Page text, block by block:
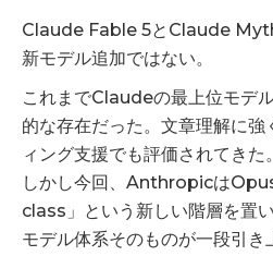
Claude Fable 5とClaude
新モデル追加ではない。
これまでClaudeの最上位モデ
的な存在だった。文章理解に
ィング支援でも評価されてきた。
しかし今回、Anthropicは
class」という新しい階層を置
モデル体系そのものが一段引き